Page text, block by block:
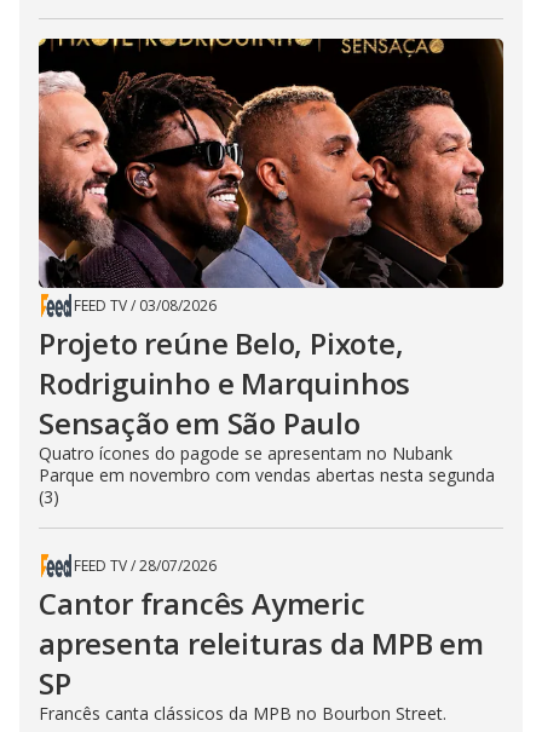
FEED TV/ 03/08/2026
Projeto reúne Belo, Pixote,
Rodriguinho e Marquinhos
Sensação em São Paulo
Quatro ícones do pagode se apresentam no Nubank
Parque em novembro com vendas abertas nesta segunda
(3)
FEED TV/28/07/2026
Cantor francês Aymeric
apresenta releituras da MPB em
SP
Francês canta clássicos da MPB no Bourbon Street.